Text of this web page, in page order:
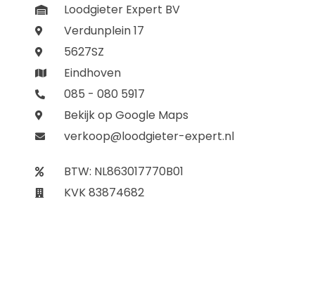
Loodgieter Expert BV
Verdunplein 17
5627SZ
Eindhoven
085 - 080 5917
Bekijk op Google Maps
verkoop@loodgieter-expert.nl
BTW: NL863017770B01
KVK 83874682